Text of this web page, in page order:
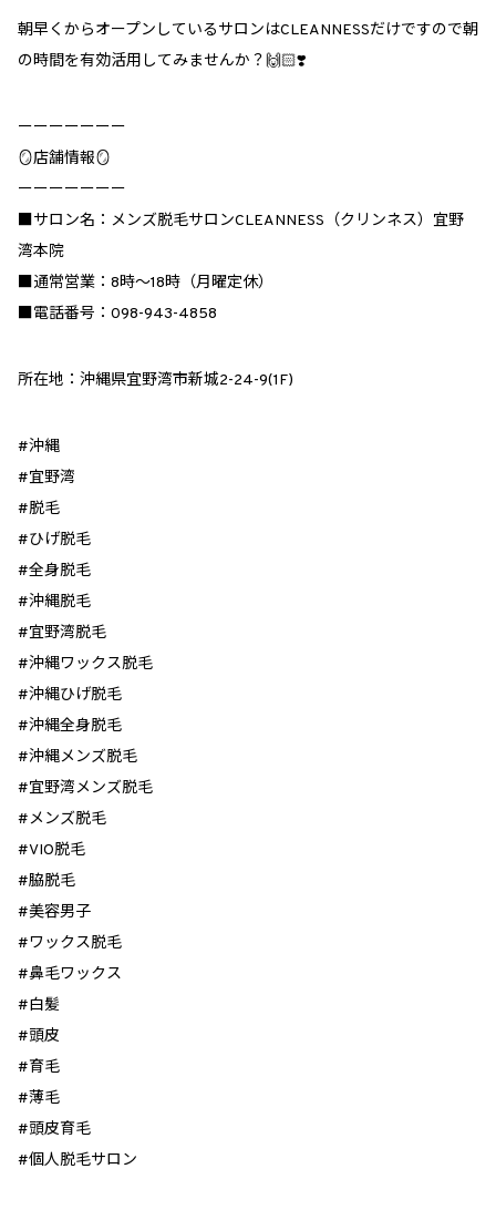
朝早くからオープンしているサロンはCLEANNESSだけですので朝
の時間を有効活用してみませんか？🙌🏻❣️
ーーーーーーー
🪞店舗情報🪞
ーーーーーーー
■サロン名：メンズ脱毛サロンCLEANNESS（クリンネス）宜野
湾本院
■通常営業：8時～18時（月曜定休）
■電話番号：098-943-4858
所在地：沖縄県宜野湾市新城2-24-9(1F)
#沖縄
#宜野湾
#脱毛
#ひげ脱毛
#全身脱毛
#沖縄脱毛
#宜野湾脱毛
#沖縄ワックス脱毛
#沖縄ひげ脱毛
#沖縄全身脱毛
#沖縄メンズ脱毛
#宜野湾メンズ脱毛
#メンズ脱毛
#VIO脱毛
#脇脱毛
#美容男子
#ワックス脱毛
#鼻毛ワックス
#白髪
#頭皮
#育毛
#薄毛
#頭皮育毛
#個人脱毛サロン